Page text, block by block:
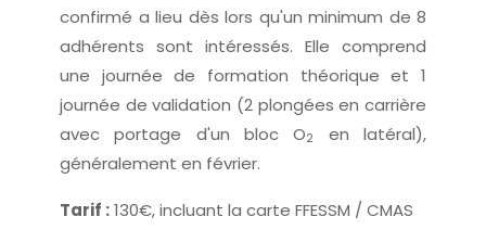
confirmé a lieu dès lors qu'un minimum de 8
adhérents sont intéressés. Elle comprend
une journée de formation théorique et 1
journée de validation (2 plongées en carrière
avec portage d'un bloc O2
en latéral),
généralement en février.
Tarif :130€, incluant la carte FFESSM / CMAS